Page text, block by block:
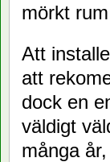
mörkt
Att
att
dock en
väldigt
många